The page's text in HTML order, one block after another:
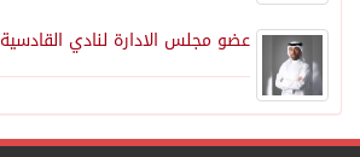
عضو مجلس الادارة لنادي القادسية